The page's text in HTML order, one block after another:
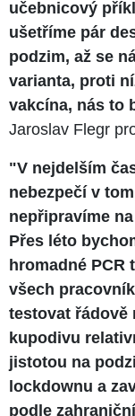
učebnicový
ušetříme pár
podzim, až se
varianta, proti
vakcína, nás to
Jaroslav Flegr
"V nejdelším
nebezpečí v
nepřipravíme
Přes léto
hromadné PCR
všech
testovat řádově
kupodivu
jistotou na
lockdownu a
podle